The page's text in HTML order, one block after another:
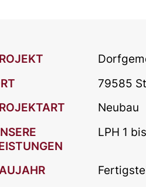
79585
Neubau
LPH 1